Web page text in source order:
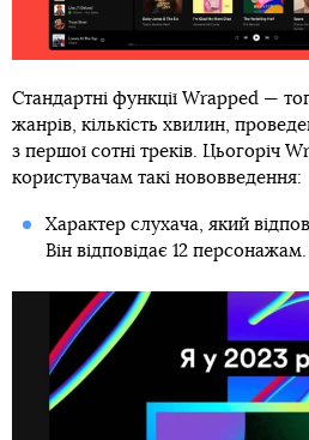
Стандартні функції Wrapped —
жанрів, кількість хвилин,
з першої сотні треків. Цьогоріч
користувачам такі нововведення:
Характер слухача, який
Він відповідає 12